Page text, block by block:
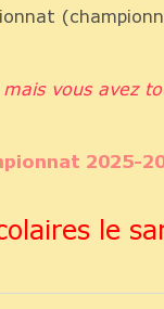
vous avez
2025-
le